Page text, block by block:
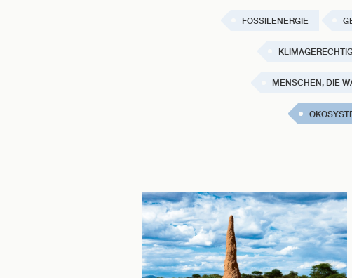
FOSSILENERGIE
MENSCHEN, DIE